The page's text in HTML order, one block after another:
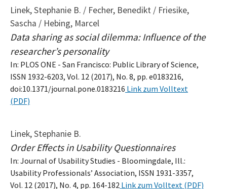
Linek, Stephanie B. / Fecher, Benedikt / Friesike,
Sascha / Hebing, Marcel
Data sharing as social dilemma: Influence of the
researcher’s personality
In: PLOS ONE - San Francisco: Public Library of Science,
ISSN 1932-6203, Vol. 12 (2017), No. 8, pp. e0183216,
doi:10.1371/journal.pone.0183216 Link zum Volltext
(PDF)
Linek, Stephanie B.
Order Effects in Usability Questionnaires
In: Journal of Usability Studies - Bloomingdale, Ill.:
Usability Professionals’ Association, ISSN 1931-3357,
Vol. 12 (2017), No. 4, pp. 164-182 Link zum Volltext (PDF)